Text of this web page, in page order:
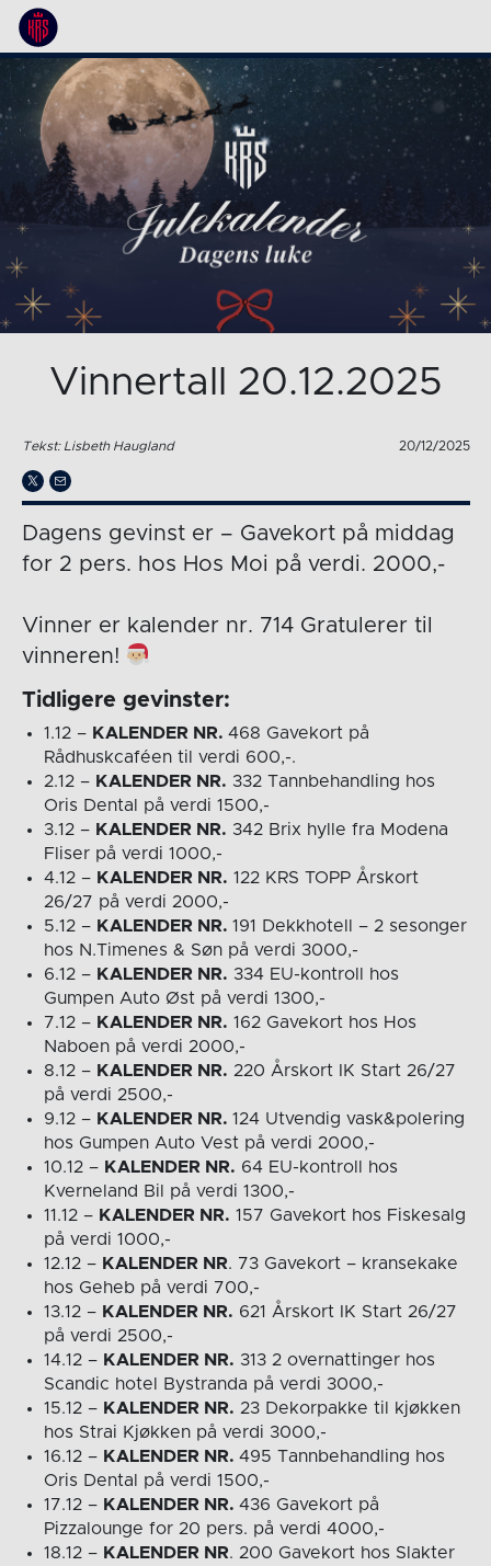
Vinnertall 20.12.2025
Tekst: Lisbeth Haugland 20/12/2025
Dagens gevinst er – Gavekort på middag
for 2 pers. hos Hos Moi på verdi. 2000,-
Vinner er kalender nr. 714 Gratulerer til
vinneren!
Tidligere gevinster:
1.12 – KALENDER NR. 468 Gavekort på
Rådhuskcaféen til verdi 600,-.
2.12 – KALENDER NR. 332 Tannbehandling hos
Oris Dental på verdi 1500,-
3.12 – KALENDER NR. 342 Brix hylle fra Modena
Fliser på verdi 1000,-
4.12 – KALENDER NR. 122 KRS TOPP Årskort
26/27 på verdi 2000,-
5.12 – KALENDER NR. 191 Dekkhotell – 2 sesonger
hos N.Timenes & Søn på verdi 3000,-
6.12 – KALENDER NR. 334 EU-kontroll hos
Gumpen Auto Øst på verdi 1300,-
7.12 – KALENDER NR. 162 Gavekort hos Hos
Naboen på verdi 2000,-
8.12 – KALENDER NR. 220 Årskort IK Start 26/27
på verdi 2500,-
9.12 – KALENDER NR. 124 Utvendig vask&polering
hos Gumpen Auto Vest på verdi 2000,-
10.12 – KALENDER NR. 64 EU-kontroll hos
Kverneland Bil på verdi 1300,-
11.12 – KALENDER NR. 157 Gavekort hos Fiskesalg
på verdi 1000,-
12.12 – KALENDER NR. 73 Gavekort – kransekake
hos Geheb på verdi 700,-
13.12 – KALENDER NR. 621 Årskort IK Start 26/27
på verdi 2500,-
14.12 – KALENDER NR. 313 2 overnattinger hos
Scandic hotel Bystranda på verdi 3000,-
15.12 – KALENDER NR. 23 Dekorpakke til kjøkken
hos Strai Kjøkken på verdi 3000,-
16.12 – KALENDER NR. 495 Tannbehandling hos
Oris Dental på verdi 1500,-
17.12 – KALENDER NR. 436 Gavekort på
Pizzalounge for 20 pers. på verdi 4000,-
18.12 – KALENDER NR. 200 Gavekort hos Slakter